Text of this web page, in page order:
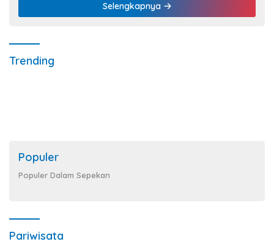
Selengkapnya
Trending
Populer
Populer Dalam Sepekan
Pariwisata